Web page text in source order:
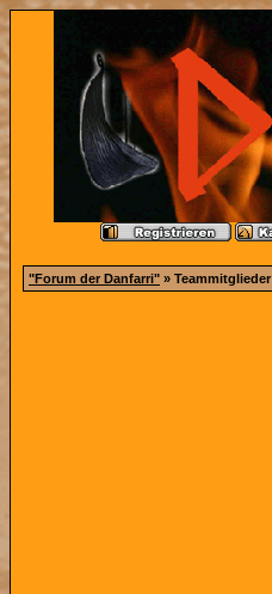
"Forum der Danfarri" » Teammitglieder